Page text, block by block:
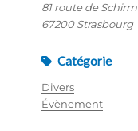
81 route de
67200 Strasbourg
Catégorie
Divers
Évènement